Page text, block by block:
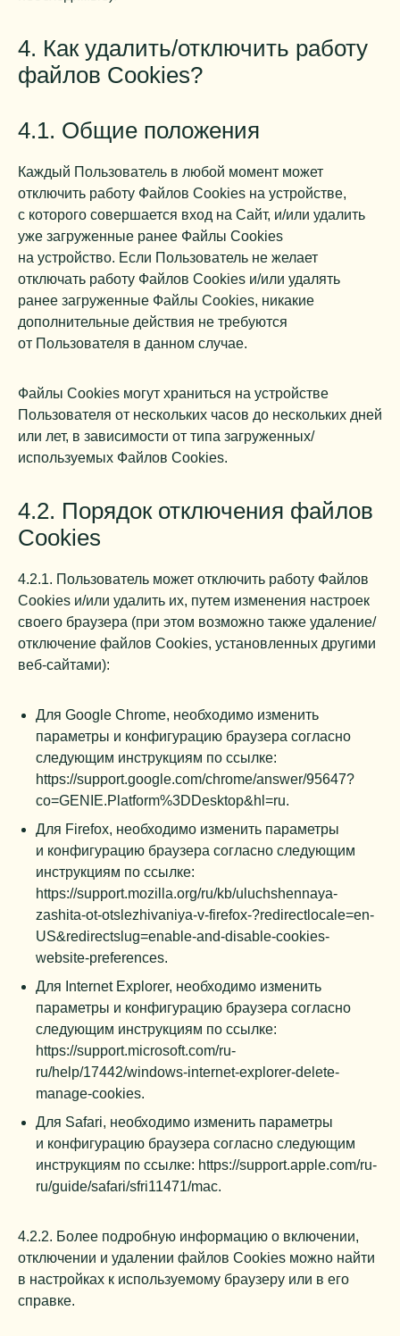
4. Как удалить/отключить работу
файлов Cookies?
4.1. Общие положения
Каждый Пользователь в любой момент может
отключить работу Файлов Cookies на устройстве,
с которого совершается вход на Сайт, и/или удалить
уже загруженные ранее Файлы Cookies
на устройство. Если Пользователь не желает
отключать работу Файлов Cookies и/или удалять
ранее загруженные Файлы Cookies, никакие
дополнительные действия не требуются
от Пользователя в данном случае.
Файлы Cookies могут храниться на устройстве
Пользователя от нескольких часов до нескольких дней
или лет, в зависимости от типа загруженных/
используемых Файлов Cookies.
4.2. Порядок отключения файлов
Cookies
4.2.1. Пользователь может отключить работу Файлов
Cookies и/или удалить их, путем изменения настроек
своего браузера (при этом возможно также удаление/
отключение файлов Cookies, установленных другими
веб-сайтами):
Для Google Chrome, необходимо изменить
параметры и конфигурацию браузера согласно
следующим инструкциям по ссылке:
https://support.google.com/chrome/answer/95647?
co=GENIE.Platform%3DDesktop&hl=ru.
Для Firefox, необходимо изменить параметры
и конфигурацию браузера согласно следующим
инструкциям по ссылке:
https://support.mozilla.org/ru/kb/uluchshennaya-
zashita-ot-otslezhivaniya-v-firefox-?redirectlocale=en-
US&redirectslug=enable-and-disable-cookies-
website-preferences.
Для Internet Explorer, необходимо изменить
параметры и конфигурацию браузера согласно
следующим инструкциям по ссылке:
https://support.microsoft.com/ru-
ru/help/17442/windows-internet-explorer-delete-
manage-cookies.
Для Safari, необходимо изменить параметры
и конфигурацию браузера согласно следующим
инструкциям по ссылке: https://support.apple.com/ru-
ru/guide/safari/sfri11471/mac.
4.2.2. Более подробную информацию о включении,
отключении и удалении файлов Cookies можно найти
в настройках к используемому браузеру или в его
справке.